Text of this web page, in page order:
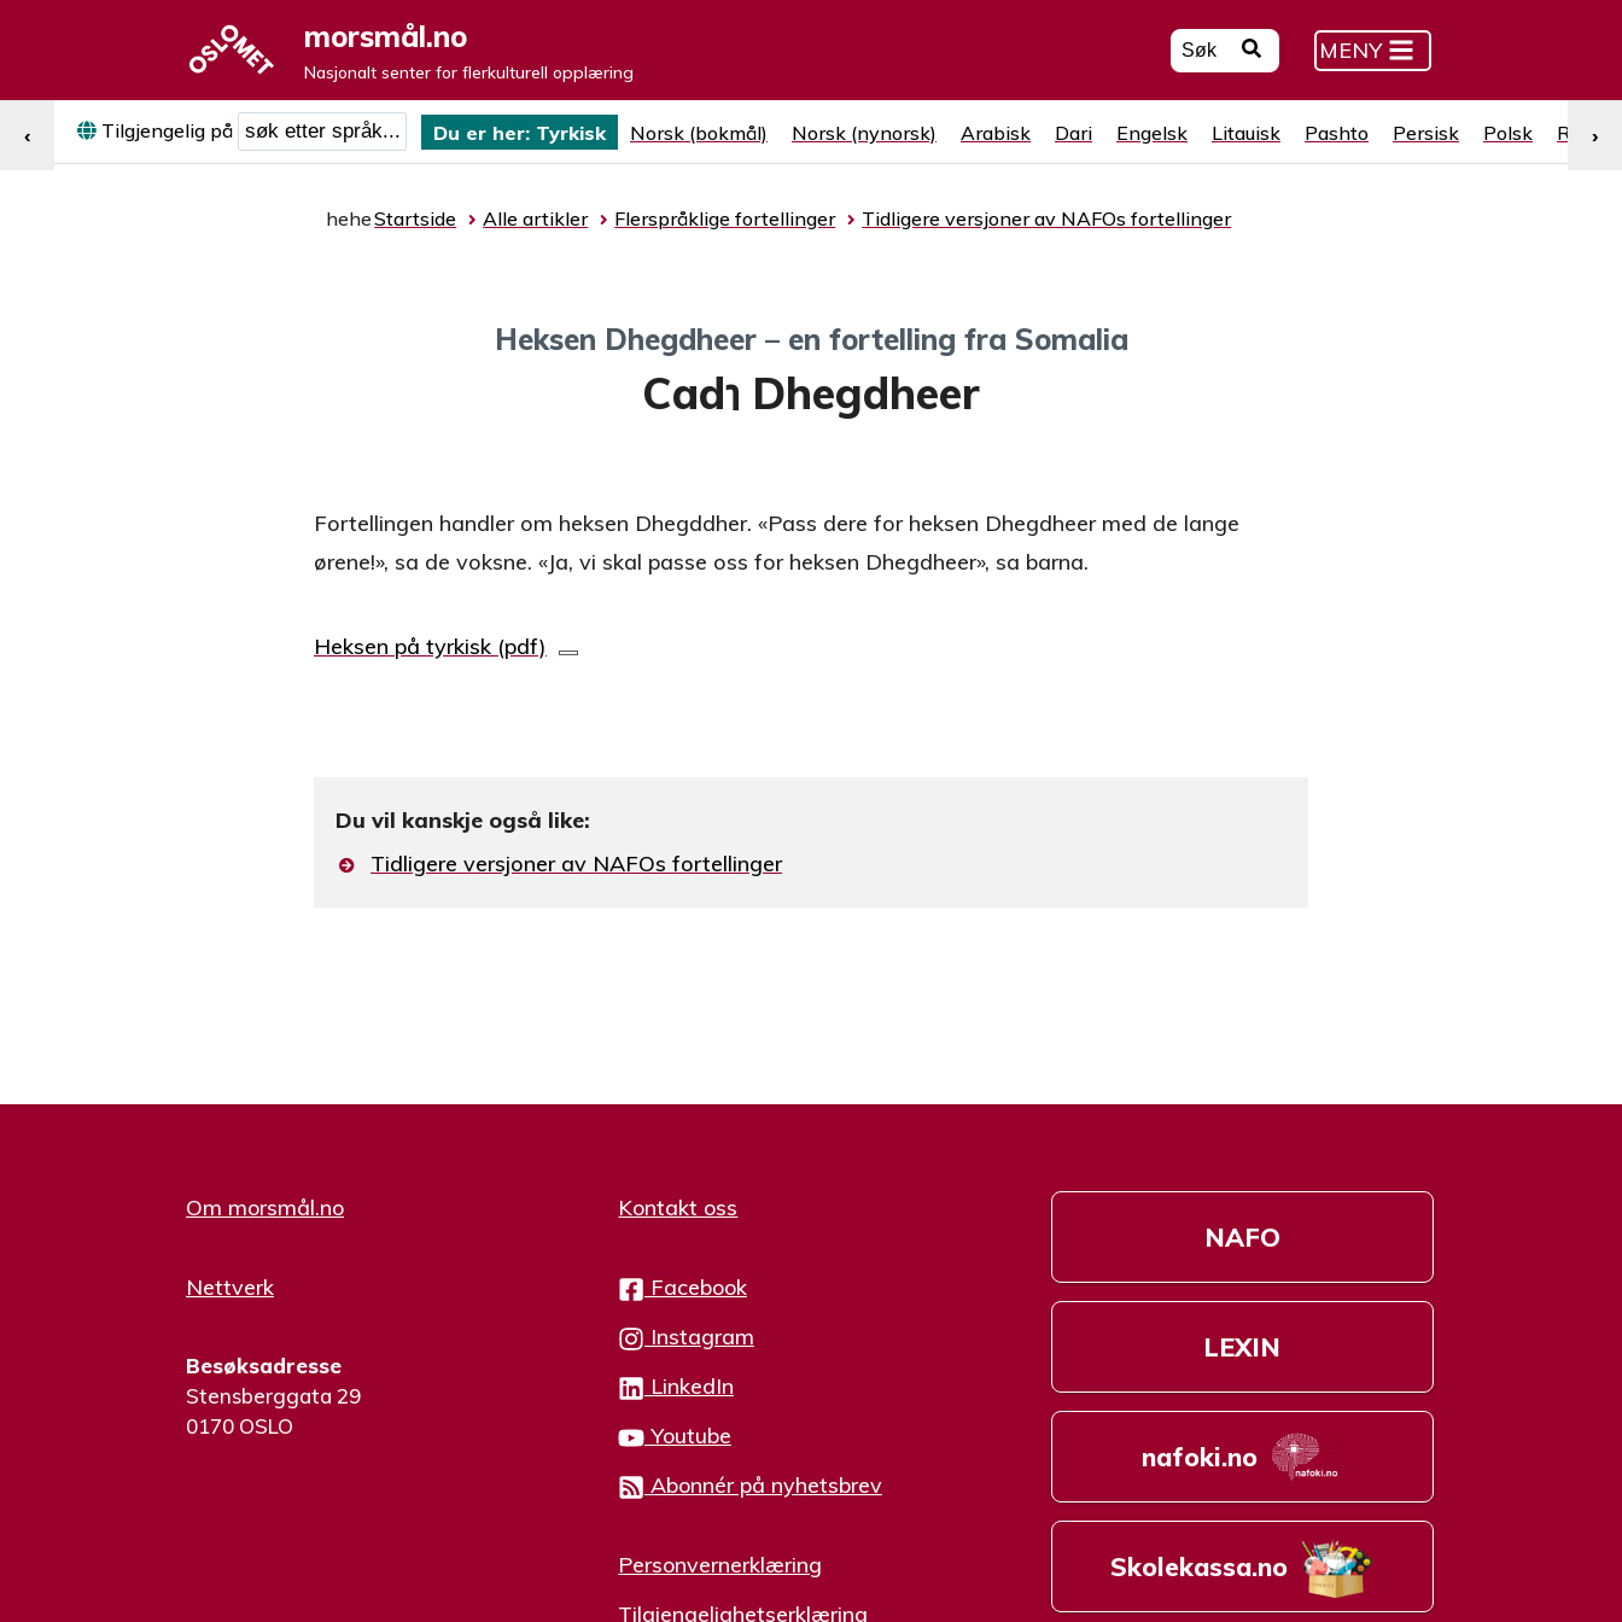
morsmål.no
Nasjonalt senter for flerkulturell opplæring
MENY
Tilgjengelig på Søk etter språk
Du er her: Tyrkisk Norsk (bokmål) Norsk (nynorsk) Arabisk Dari Engelsk Litauisk Pashto Persisk Polsk
‹ ›
heheStartside Alle artikler Flerspråklige fortellinger Tidligere versjoner av NAFOs fortellinger
Heksen Dhegdheer – en fortelling fra Somalia
Cad℩ Dhegdheer
Fortellingen handler om heksen Dhegddher. «Pass dere for heksen Dhegdheer med de lange
ørene!», sa de voksne. «Ja, vi skal passe oss for heksen Dhegdheer», sa barna.
Heksen på tyrkisk
Du vil kanskje også like:
Tidligere versjoner av NAFOs fortellinger
Om morsmål.no
Nettverk
Besøksadresse
Stensberggata 29
0170 OSLO
Kontakt oss
Facebook
Instagram
LinkedIn
Youtube
Abonnér på nyhetsbrev
Personvernerklæring
Tilgjengelighetserklæring
NAFO
LEXIN
nafoki.no
Skolekassa.no